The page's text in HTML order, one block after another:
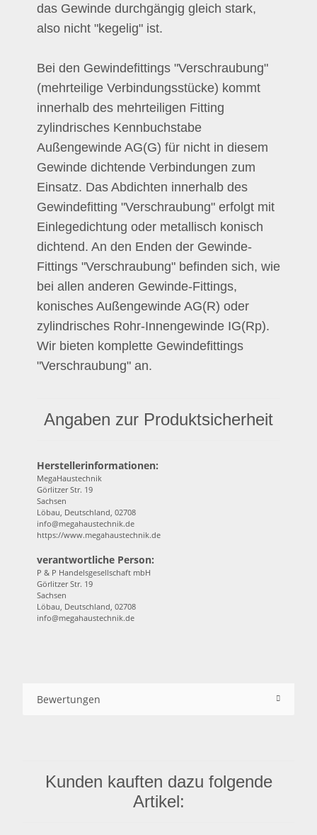
das Gewinde durchgängig gleich stark,
also nicht "kegelig" ist.
Bei den Gewindefittings "Verschraubung"
(mehrteilige Verbindungsstücke) kommt
innerhalb des mehrteiligen Fitting
zylindrisches Kennbuchstabe
Außengewinde AG(G) für nicht in diesem
Gewinde dichtende Verbindungen zum
Einsatz. Das Abdichten innerhalb des
Gewindefitting "Verschraubung" erfolgt mit
Einlegedichtung oder metallisch konisch
dichtend. An den Enden der Gewinde-
Fittings "Verschraubung" befinden sich, wie
bei allen anderen Gewinde-Fittings,
konisches Außengewinde AG(R) oder
zylindrisches Rohr-Innengewinde IG(Rp).
Wir bieten komplette Gewindefittings
"Verschraubung" an.
Angaben zur Produktsicherheit
Herstellerinformationen:
MegaHaustechnik
Görlitzer Str. 19
Sachsen
Löbau, Deutschland, 02708
info@megahaustechnik.de
https://www.megahaustechnik.de
verantwortliche Person:
P & P Handelsgesellschaft mbH
Görlitzer Str. 19
Sachsen
Löbau, Deutschland, 02708
info@megahaustechnik.de
Bewertungen
Kunden kauften dazu folgende
Artikel: